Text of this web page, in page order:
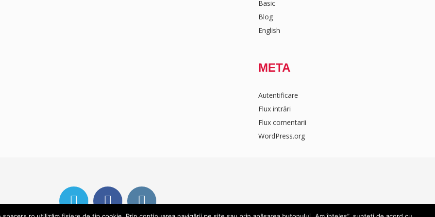
Basic
Blog
English
META
Autentificare
Flux intrări
Flux comentarii
WordPress.org